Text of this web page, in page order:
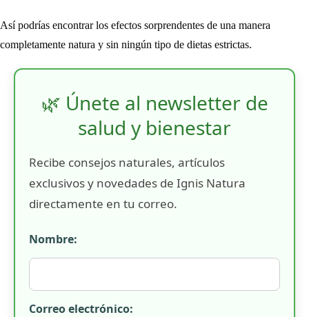
Así podrías encontrar los efectos sorprendentes de una manera
completamente natura y sin ningún tipo de dietas estrictas.
🌿 Únete al newsletter de
salud y bienestar
Recibe consejos naturales, artículos
exclusivos y novedades de Ignis Natura
directamente en tu correo.
Nombre:
Correo electrónico: